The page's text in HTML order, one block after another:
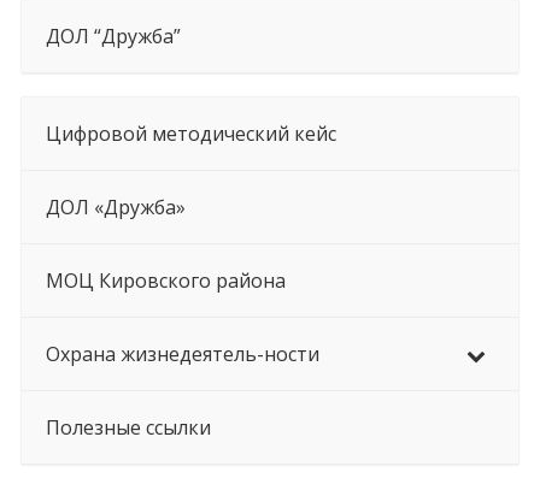
ДОЛ “Дружба”
Цифровой методический кейс
ДОЛ «Дружба»
МОЦ Кировского района
Охрана жизнедеятель-ности
Полезные ссылки